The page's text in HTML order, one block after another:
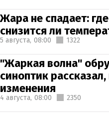
Жара не спадает:
снизится ли
5 августа, 08:00 1322
"Жаркая волна"
синоптик
изменения
4 августа, 08:00 2350